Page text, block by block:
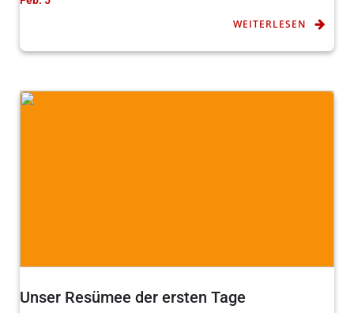
WEITERLESEN
Unser Resümee der ersten Tage